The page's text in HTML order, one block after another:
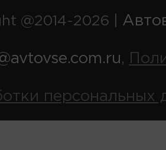
@2014-2026 |
,
персональных